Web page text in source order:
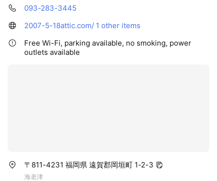
093-283-3445
2007-5-18attic.com/ 1 other items
Free Wi-Fi, parking available, no smoking, power
outlets available
〒811-4231 福岡県 遠賀郡岡垣町 1-2-3
海老津